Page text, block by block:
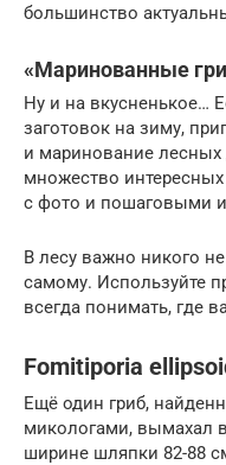
большинство
«Маринованные
Ну и на вкусненькое…
заготовок на зиму,
и маринование
множество
с фото и пошаговыми
В лесу важно никого
самому. Используйте
всегда понимать, где
Fomitiporia
Ещё один гриб,
микологами, вымахал
ширине шляпки 82-88